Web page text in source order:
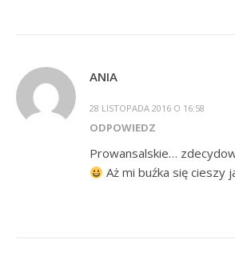
ANIA
28 LISTOPADA 2016 O 16:58
ODPOWIEDZ
Prowansalskie…
Aż mi buźka się cieszy